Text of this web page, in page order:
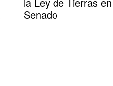
Senado